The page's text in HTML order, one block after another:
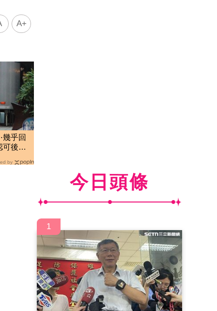
A+
乎回
可後
by
今日頭條
1